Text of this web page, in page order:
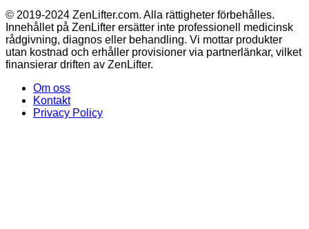
© 2019-2024 ZenLifter.com. Alla rättigheter förbehålles.
Innehållet på ZenLifter ersätter inte professionell medicinsk
rådgivning, diagnos eller behandling. Vi mottar produkter
utan kostnad och erhåller provisioner via partnerlänkar, vilket
finansierar driften av ZenLifter.
Om oss
Kontakt
Privacy Policy